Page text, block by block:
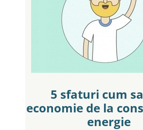
5 sfaturi cum
economie de la
energie